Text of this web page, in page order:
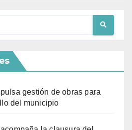
gestión de obras para
del municipio